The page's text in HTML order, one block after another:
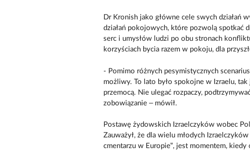
Dr Kronish jako główne cele swych działań
działań pokojowych, które pozwolą spotkać
serc i umysłów ludzi po obu stronach
korzyściach bycia razem w pokoju, dla
- Pomimo różnych pesymistycznych
możliwy. To lato było spokojne w Izraelu,
przemocą. Nie ulegać rozpaczy,
zobowiązanie – mówił.
Postawę żydowskich Izraelczyków wobec
Zauważył, że dla wielu młodych
cmentarzu w Europie”, jest momentem,